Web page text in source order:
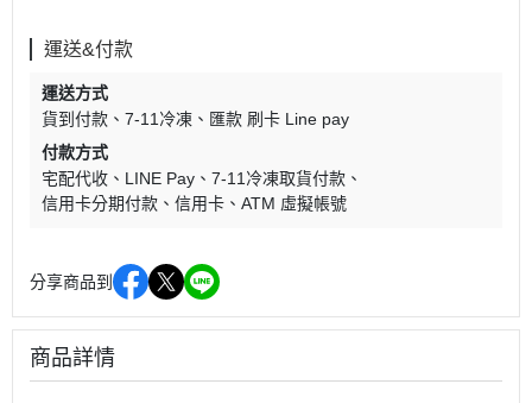
運送&付款
運送方式
貨到付款
7-11冷凍
匯款 刷卡 Line pay
付款方式
宅配代收
LINE Pay
7-11冷凍取貨付款
信用卡分期付款
信用卡 ATM 虛擬帳號
分享商品到
商品詳情